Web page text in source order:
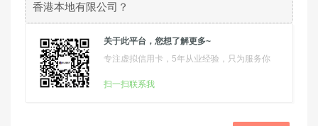
香港本地有限公司？
关于此平台，您想了解更多~
专注虚拟信用卡，5年从业经验，只为服务你
扫一扫联系我